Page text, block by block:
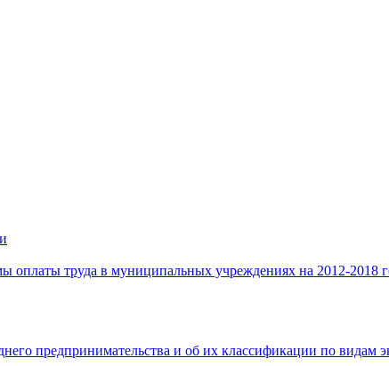
оплаты труда в муниципальных учреждениях на 2012-2018
предпринимательства и об их классификации по видам